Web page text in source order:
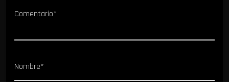
Comentario*
Nombre*